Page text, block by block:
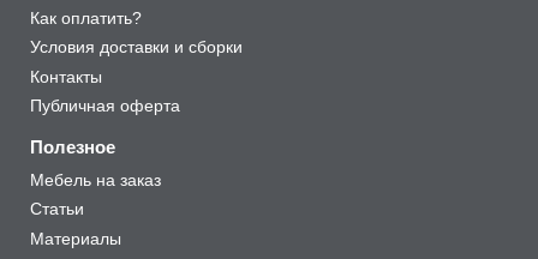
Как оплатить?
Условия доставки и сборки
Контакты
Публичная оферта
Полезное
Мебель на заказ
Статьи
Материалы